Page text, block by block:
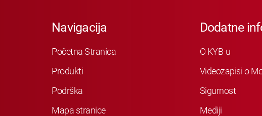
Navigacija
Početna Stranica
Produkti
Podrška
Mapa stranice
Dodatne
O KYB-u
Videozapisi o
Sigurnost
Mediji